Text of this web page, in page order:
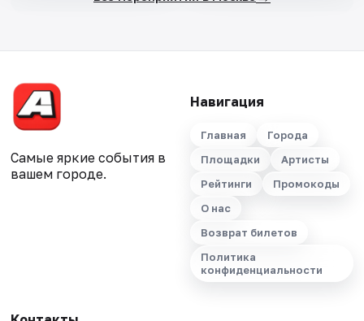
Самые яркие события в
вашем городе.
Навигация
Главная
Города
Площадки
Артисты
Рейтинги
Промокоды
О нас
Возврат билетов
Политика
конфиденциальности